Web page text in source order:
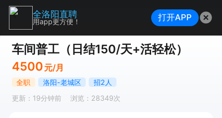
车间普工（日结150/天+活轻松）
4500 元/月
全职 洛阳-老城区
招2人
更新：19分钟前
浏览：28349次
全洛阳直聘
用app更方便！ 打开APP